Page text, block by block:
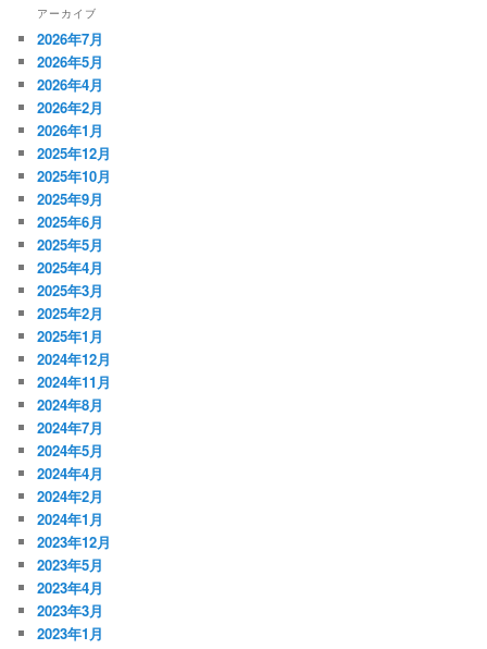
アーカイブ
2026年7月
2026年5月
2026年4月
2026年2月
2026年1月
2025年12月
2025年10月
2025年9月
2025年6月
2025年5月
2025年4月
2025年3月
2025年2月
2025年1月
2024年12月
2024年11月
2024年8月
2024年7月
2024年5月
2024年4月
2024年2月
2024年1月
2023年12月
2023年5月
2023年4月
2023年3月
2023年1月